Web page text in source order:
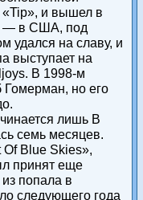
«Tip», и вышел в
— в США, под
удался на славу, и
выступает на
В 1998-м
Гомерман, но его
лишь В
семь месяцев.
Blue Skies»,
принят еще
попала в
следующего года